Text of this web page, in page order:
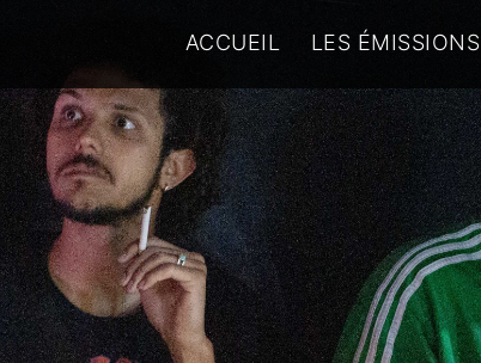
ACCUEIL LES ÉMISSIONS